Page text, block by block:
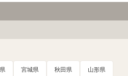
宮城県 秋田県 山形県